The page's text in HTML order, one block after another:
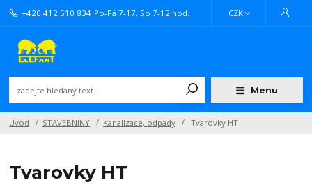
Menu
CZK
+420 412 510 834 Po-Pá 7-17, So 7-12 hod.
Úvod STAVEBNINY Kanalizace, odpady Tvarovky HT
Tvarovky HT